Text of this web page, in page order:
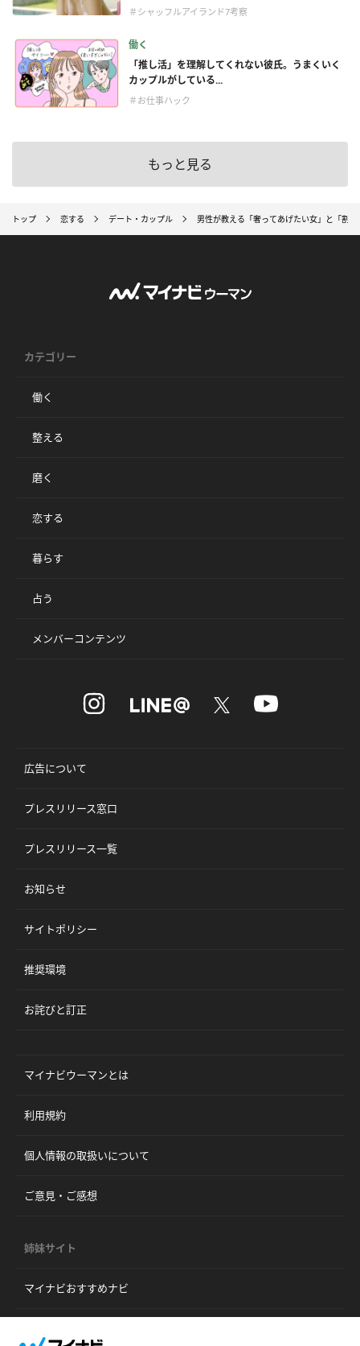
＃シャッフルアイランド7考察
働く
「推し活」を理解してくれない彼氏。うまくいく
カップルがしている...
＃お仕事ハック
もっと見る
トップ 恋する デート・カップル 男性が教える「奢ってあげたい女」と「割
カテゴリー
働く
整える
磨く
恋する
暮らす
占う
メンバーコンテンツ
広告について
プレスリリース窓口
プレスリリース一覧
お知らせ
サイトポリシー
推奨環境
お詫びと訂正
マイナビウーマンとは
利用規約
個人情報の取扱いについて
ご意見・ご感想
姉妹サイト
マイナビおすすめナビ